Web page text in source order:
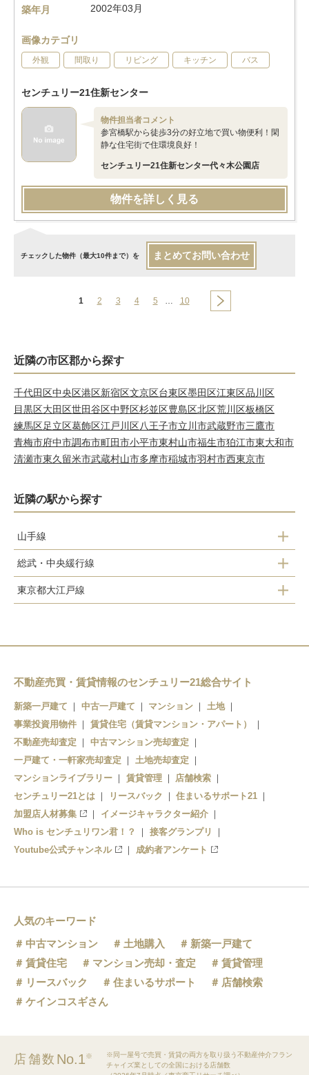
築年月
2002年03月
画像カテゴリ
外観 間取り リビング キッチン バス
センチュリー21住新センター
物件担当者コメント
参宮橋駅から徒歩3分の好立地で買い物便利！閑
静な住宅街で住環境良好！
センチュリー21住新センター代々木公園店
物件を詳しく見る
チェックした物件（最大10件まで）を まとめてお問い合わせ
1 2 3 4 5 … 10
近隣の市区郡から探す
千代田区中央区港区新宿区文京区台東区墨田区江東区品川区
目黒区大田区世田谷区中野区杉並区豊島区北区荒川区板橋区
練馬区足立区葛飾区江戸川区八王子市立川市武蔵野市三鷹市
青梅市府中市調布市町田市小平市東村山市福生市狛江市東大和市
清瀬市東久留米市武蔵村山市多摩市稲城市羽村市西東京市
近隣の駅から探す
山手線
恵比寿
渋谷
代々木
新大久保
高田馬場
総武・中央緩行線
四ツ谷
大久保
東中野
東京都大江戸線
青山一丁目
国立競技場
代々木
新宿
都庁前
西新宿五丁目
不動産売買・賃貸情報のセンチュリー21総合サイト
新築一戸建て 中古一戸建て マンション
土地
事業投資用物件
賃貸住宅（賃貸マンション・アパート）
不動産売却査定
中古マンション売却査定
一戸建て・一軒家売却査定
土地売却査定
マンションライブラリー
賃貸管理
店舗検索
センチュリー21とは
リースバック
住まいるサポート21
加盟店人材募集
イメージキャラクター紹介
Who is センチュリワン君！？
接客グランプリ
Youtube公式チャンネル
成約者アンケート
人気のキーワード
中古マンション
土地購入
新築一戸建て
賃貸住宅
マンション売却・査定
賃貸管理
リースバック
住まいるサポート
店舗検索
ケインコスギさん
店舗数 No.1※
※同一屋号で売買・賃貸の両方を取り扱う不動産仲介フラン
チャイズ業としての全国における店舗数